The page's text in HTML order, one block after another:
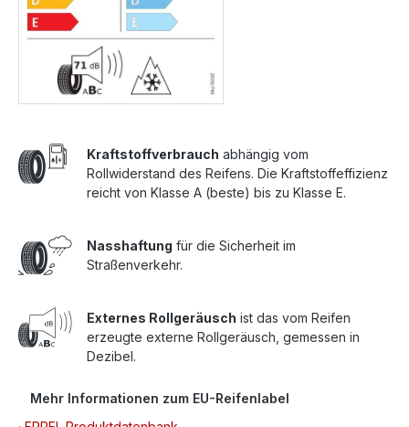
Kraftstoffverbrauch abhängig vom
Rollwiderstand des Reifens. Die Kraftstoffeffizienz
reicht von Klasse A (beste) bis zu Klasse E.
Nasshaftung für die Sicherheit im
Straßenverkehr.
Externes Rollgeräusch ist das vom Reifen
erzeugte externe Rollgeräusch, gemessen in
Dezibel.
Mehr Informationen zum EU-Reifenlabel